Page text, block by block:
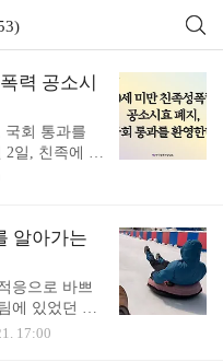
력 공소시
국회 통과를
2일, 친족에 의
폐지하는 법
해자는 공소
시효가 완성
. 한국성폭력
해법으로서
과를 진심으로
비롯한 성폭
알아가는
응으로 바쁘
에 있었던 신
감이 활동가
17:00